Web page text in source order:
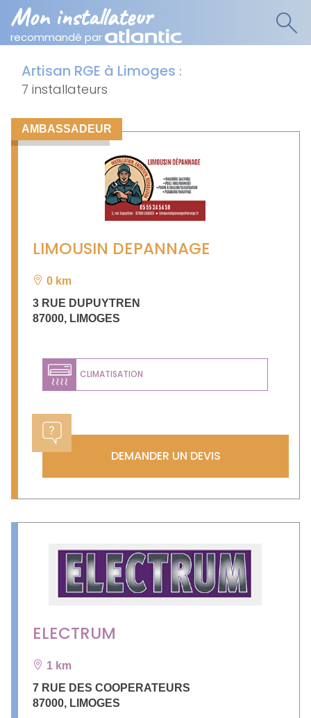
Mon installateur
recommandé par
Artisan RGE à Limoges :
7 installateurs
AMBASSADEUR
LIMOUSIN DEPANNAGE
0 km
3 RUE DUPUYTREN
87000, LIMOGES
CLIMATISATION
DEMANDER UN DEVIS
ELECTRUM
1 km
7 RUE DES COOPERATEURS
87000, LIMOGES